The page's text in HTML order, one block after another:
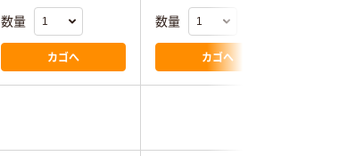
数量
カゴへ
数量
カゴへ